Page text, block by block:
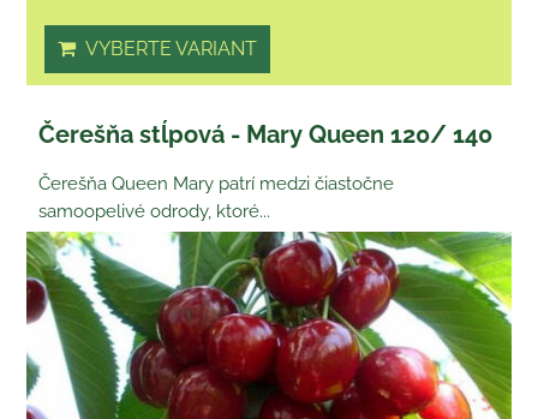
VYBERTE VARIANT
Čerešňa stĺpová - Mary Queen 120/ 140
Čerešňa Queen Mary patrí medzi čiastočne
samoopelivé odrody, ktoré...